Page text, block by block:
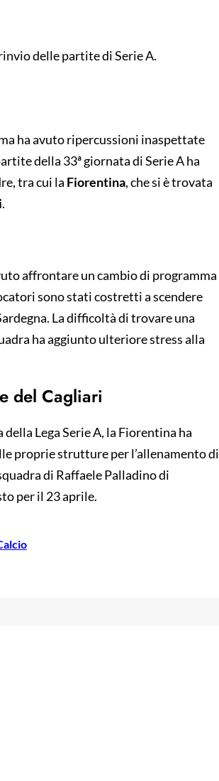
delle partite di Serie A.
ha avuto ripercussioni inaspettate
della 33ª giornata di Serie A ha
tra cui la Fiorentina, che si è trovata
.
affrontare un cambio di programma
sono stati costretti a scendere
La difficoltà di trovare una
ha aggiunto ulteriore stress alla
del Cagliari
Lega Serie A, la Fiorentina ha
proprie strutture per l’allenamento di
di Raffaele Palladino di
per il 23 aprile.